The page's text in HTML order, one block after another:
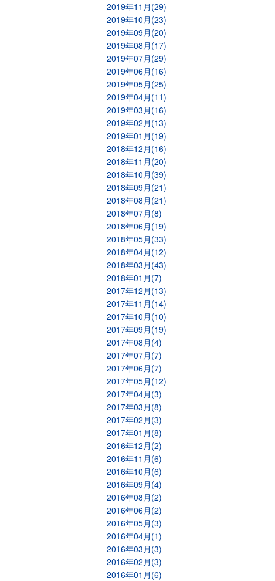
2019年11月(29)
2019年10月(23)
2019年09月(20)
2019年08月(17)
2019年07月(29)
2019年06月(16)
2019年05月(25)
2019年04月(11)
2019年03月(16)
2019年02月(13)
2019年01月(19)
2018年12月(16)
2018年11月(20)
2018年10月(39)
2018年09月(21)
2018年08月(21)
2018年07月(8)
2018年06月(19)
2018年05月(33)
2018年04月(12)
2018年03月(43)
2018年01月(7)
2017年12月(13)
2017年11月(14)
2017年10月(10)
2017年09月(19)
2017年08月(4)
2017年07月(7)
2017年06月(7)
2017年05月(12)
2017年04月(3)
2017年03月(8)
2017年02月(3)
2017年01月(8)
2016年12月(2)
2016年11月(6)
2016年10月(6)
2016年09月(4)
2016年08月(2)
2016年06月(2)
2016年05月(3)
2016年04月(1)
2016年03月(3)
2016年02月(3)
2016年01月(6)